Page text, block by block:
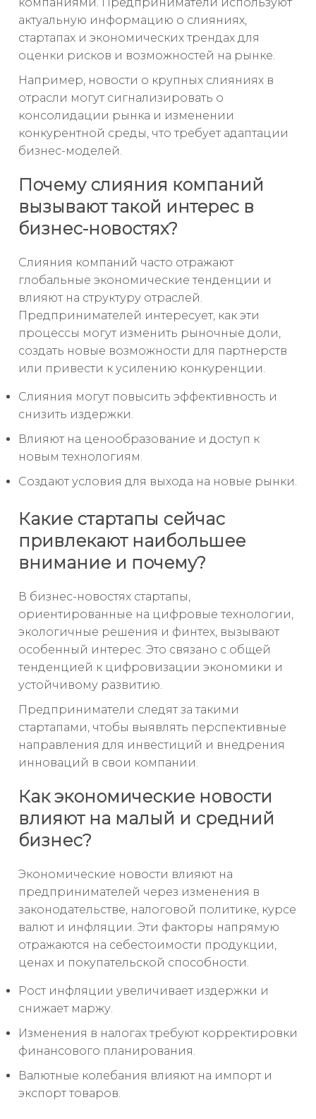
актуальную информацию о слияниях,
стартапах и экономических трендах для
оценки рисков и возможностей на рынке.
Например, новости о крупных слияниях в
отрасли могут сигнализировать о
консолидации рынка и изменении
конкурентной среды, что требует адаптации
бизнес-моделей.
Почему слияния компаний
вызывают такой интерес в
бизнес-новостях?
Слияния компаний часто отражают
глобальные экономические тенденции и
влияют на структуру отраслей.
Предпринимателей интересует, как эти
процессы могут изменить рыночные доли,
создать новые возможности для партнерств
или привести к усилению конкуренции.
Слияния могут повысить эффективность и
снизить издержки.
Влияют на ценообразование и доступ к
новым технологиям.
Создают условия для выхода на новые рынки.
Какие стартапы сейчас
привлекают наибольшее
внимание и почему?
В бизнес-новостях стартапы,
ориентированные на цифровые технологии,
экологичные решения и финтех, вызывают
особенный интерес. Это связано с общей
тенденцией к цифровизации экономики и
устойчивому развитию.
Предприниматели следят за такими
стартапами, чтобы выявлять перспективные
направления для инвестиций и внедрения
инноваций в свои компании.
Как экономические новости
влияют на малый и средний
бизнес?
Экономические новости влияют на
предпринимателей через изменения в
законодательстве, налоговой политике, курсе
валют и инфляции. Эти факторы напрямую
отражаются на себестоимости продукции,
ценах и покупательской способности.
Рост инфляции увеличивает издержки и
снижает маржу.
Изменения в налогах требуют корректировки
финансового планирования.
Валютные колебания влияют на импорт и
экспорт товаров.